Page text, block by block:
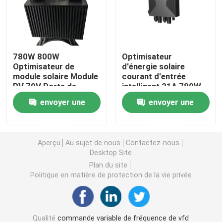
Convertisseur de fréquence variable
Inverseur de fréquence de vecteur
Inverseur de fréquence de VFD
Appareil à fréquence variable pour grue
Optimisateur solaire
780W 800W
Optimisateur de
module solaire Module
PV 70V Porte de
contrôle de tension
maximale Certifié CE
envoyer une
Optimisateur
d'énergie solaire
courant d'entrée
intelligent 21A 780W
Solution ultime du
système solaire
envoyer une
Aperçu Au sujet de nous
Contactez-nous
Desktop Site
Plan du site
Politique en matière de protection de la vie privée
Qualitécommande variable de fréquence de vfd